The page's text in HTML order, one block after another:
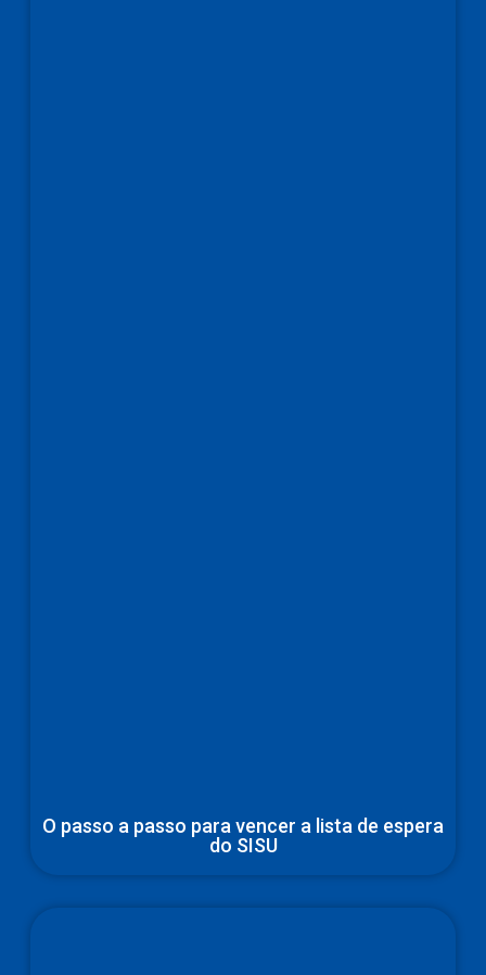
O passo a passo para vencer a lista de espera
do SISU